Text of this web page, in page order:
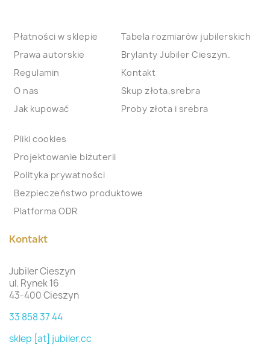
Płatności w sklepie
Prawa autorskie
Regulamin
O nas
Jak kupować
Tabela rozmiarów jubilerskich
Brylanty Jubiler Cieszyn.
Kontakt
Skup złota,srebra
Proby złota i srebra
Pliki cookies
Projektowanie biżuterii
Polityka prywatności
Bezpieczeństwo produktowe
Platforma ODR
Kontakt
Jubiler Cieszyn
ul. Rynek 16
43-400 Cieszyn
33 858 37 44
sklep [at] jubiler.cc